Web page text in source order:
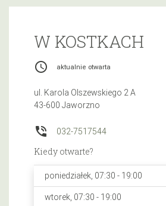
W KOSTKACH
access_time aktualnie otwarta
ul. Karola Olszewskiego 2 A
43-600 Jaworzno
phone_in_talk 032-7517544
Kiedy otwarte?
poniedziałek, 07:30 - 19:00
wtorek, 07:30 - 19:00